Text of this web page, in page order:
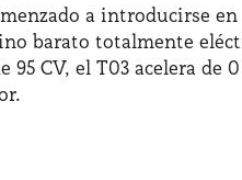
a introducirse
barato totalmente
CV, el T03 acelera